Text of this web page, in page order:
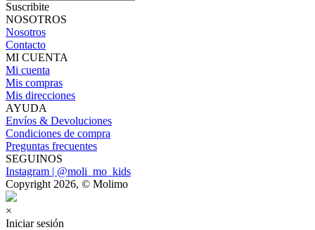
Suscribite
NOSOTROS
Nosotros
Contacto
MI CUENTA
Mi cuenta
Mis compras
Mis direcciones
AYUDA
Envíos & Devoluciones
Condiciones de compra
Preguntas frecuentes
SEGUINOS
Instagram | @moli_mo_kids
Copyright 2026, © Molimo
×
Iniciar sesión